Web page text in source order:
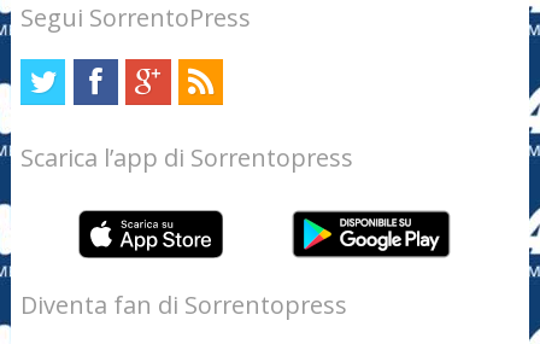
Segui SorrentoPress
Scarica l’app di Sorrentopress
Diventa fan di Sorrentopress